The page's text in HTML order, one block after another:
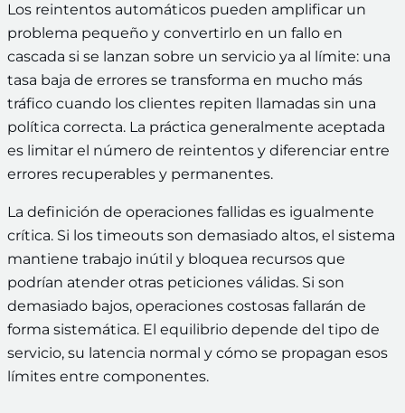
Los reintentos automáticos pueden amplificar un
problema pequeño y convertirlo en un fallo en
cascada si se lanzan sobre un servicio ya al límite: una
tasa baja de errores se transforma en mucho más
tráfico cuando los clientes repiten llamadas sin una
política correcta. La práctica generalmente aceptada
es limitar el número de reintentos y diferenciar entre
errores recuperables y permanentes.
La definición de operaciones fallidas es igualmente
crítica. Si los timeouts son demasiado altos, el sistema
mantiene trabajo inútil y bloquea recursos que
podrían atender otras peticiones válidas. Si son
demasiado bajos, operaciones costosas fallarán de
forma sistemática. El equilibrio depende del tipo de
servicio, su latencia normal y cómo se propagan esos
límites entre componentes.